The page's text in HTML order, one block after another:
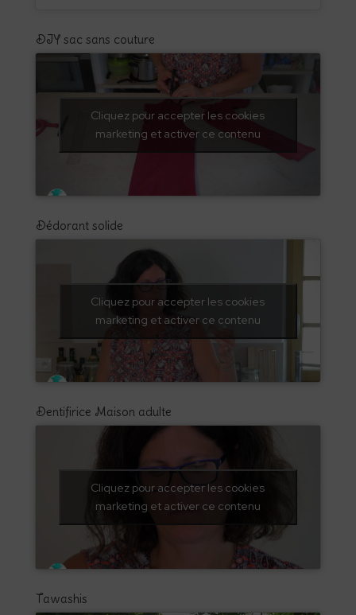
DIY sac sans couture
Cliquez pour accepter les cookies
marketing et activer ce contenu
Dédorant solide
Cliquez pour accepter les cookies
marketing et activer ce contenu
Dentifirice Maison adulte
Cliquez pour accepter les cookies
marketing et activer ce contenu
Tawashis